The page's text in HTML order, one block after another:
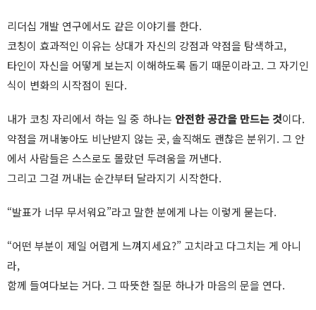
리더십 개발 연구에서도 같은 이야기를 한다.
코칭이 효과적인 이유는 상대가 자신의 강점과 약점을 탐색하고,
타인이 자신을 어떻게 보는지 이해하도록 돕기 때문이라고. 그 자기인
식이 변화의 시작점이 된다.
내가 코칭 자리에서 하는 일 중 하나는 안전한 공간을 만드는 것이다.
약점을 꺼내놓아도 비난받지 않는 곳, 솔직해도 괜찮은 분위기. 그 안
에서 사람들은 스스로도 몰랐던 두려움을 꺼낸다.
그리고 그걸 꺼내는 순간부터 달라지기 시작한다.
“발표가 너무 무서워요”라고 말한 분에게 나는 이렇게 묻는다.
“어떤 부분이 제일 어렵게 느껴지세요?” 고치라고 다그치는 게 아니
라,
함께 들여다보는 거다. 그 따뜻한 질문 하나가 마음의 문을 연다.